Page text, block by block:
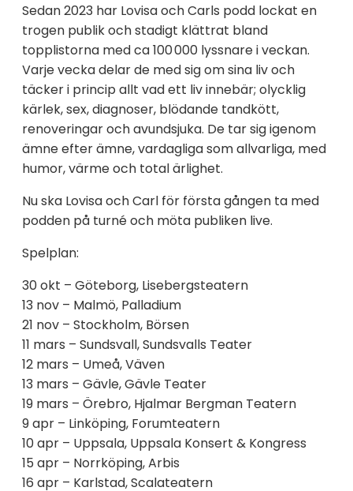
Sedan 2023 har Lovisa och Carls podd lockat en
trogen publik och stadigt klättrat bland
topplistorna med ca 100 000 lyssnare i veckan.
Varje vecka delar de med sig om sina liv och
täcker i princip allt vad ett liv innebär; olycklig
kärlek, sex, diagnoser, blödande tandkött,
renoveringar och avundsjuka. De tar sig igenom
ämne efter ämne, vardagliga som allvarliga, med
humor, värme och total ärlighet.
Nu ska Lovisa och Carl för första gången ta med
podden på turné och möta publiken live.
Spelplan:
30 okt – Göteborg, Lisebergsteatern
13 nov – Malmö, Palladium
21 nov – Stockholm, Börsen
11 mars – Sundsvall, Sundsvalls Teater
12 mars – Umeå, Väven
13 mars – Gävle, Gävle Teater
19 mars – Örebro, Hjalmar Bergman Teatern
9 apr – Linköping, Forumteatern
10 apr – Uppsala, Uppsala Konsert & Kongress
15 apr – Norrköping, Arbis
16 apr – Karlstad, Scalateatern